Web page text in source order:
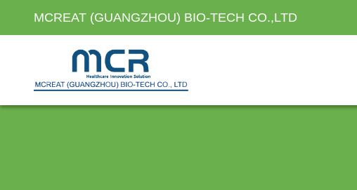
MCREAT (GUANGZHOU) BIO-TECH CO.,LTD